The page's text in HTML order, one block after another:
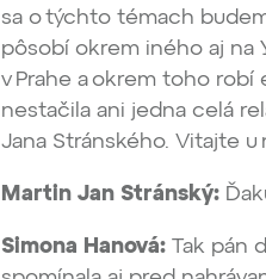
sa o týchto témach
pôsobí okrem iného aj na
v Prahe a okrem toho
nestačila ani jedna celá
Jana Stránského. Vitajte u
Martin Jan Stránský:
Simona Hanová:Tak pán